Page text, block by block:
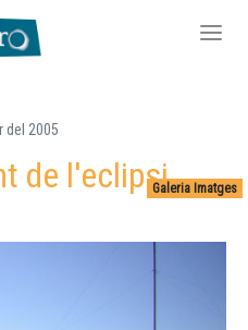
al
del 2005
Galeria Imatges
de l'eclipsi